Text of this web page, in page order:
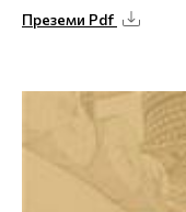
Преземи Pdf